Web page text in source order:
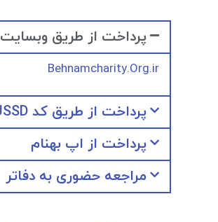
پرداخت از طریق وبسایت
Behnamcharity.Org.ir
پرداخت از طریق کد USSD
پرداخت از اپ بهنام
مراجعه حضوری به دفاتر